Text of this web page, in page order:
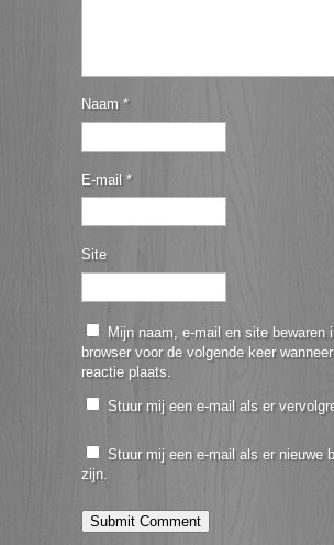
Naam *
E-mail *
Site
Mijn naam, e-mail en site bewaren
browser voor de volgende keer
reactie plaats.
Stuur mij een e-mail als er
Stuur mij een e-mail als er nieuwe
zijn.